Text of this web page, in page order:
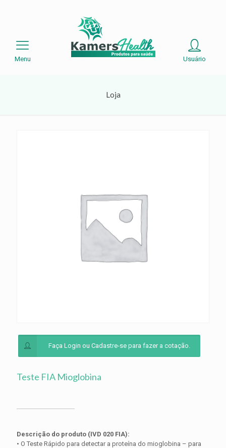
Menu Usuário
Loja
Faça Login ou Cadastre-se para fazer a cotação.
Teste FIA Mioglobina
Descrição do produto (IVD 020 FIA):
• O Teste Rápido para detectar a proteína do mioglobina – para